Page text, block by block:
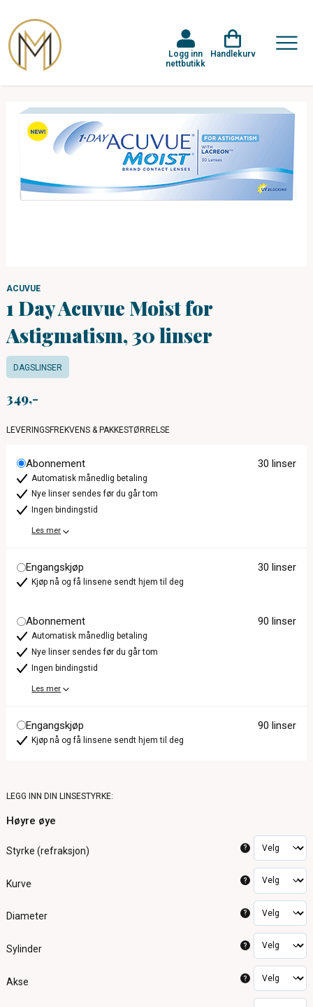
Logg inn
nettbutikk
Handlekurv
ACUVUE
1 Day Acuvue Moist for
Astigmatism, 30 linser
DAGSLINSER
349
LEVERINGSFREKVENS & PAKKESTØRRELSE
Abonnement 30 linser
Automatisk månedlig betaling
Nye linser sendes før du går tom
Ingen bindingstid
Les mer
Engangskjøp 30 linser
Kjøp nå og få linsene sendt hjem til deg
Abonnement 90 linser
Automatisk månedlig betaling
Nye linser sendes før du går tom
Ingen bindingstid
Les mer
Engangskjøp 90 linser
Kjøp nå og få linsene sendt hjem til deg
LEGG INN DIN LINSESTYRKE:
Høyre øye
Styrke (refraksjon) ?
Kurve ?
Diameter ?
Sylinder ?
Akse ?